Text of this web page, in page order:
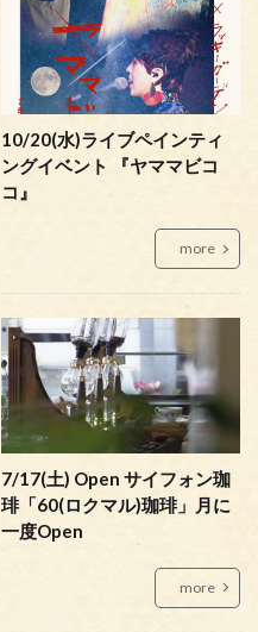
10/20(水)ライブペインティ
ングイベント 『ヤママビコ
コ』
more
7/17(土) Open サイフォン珈
琲「60(ロクマル)珈琲」月に
一度Open
more